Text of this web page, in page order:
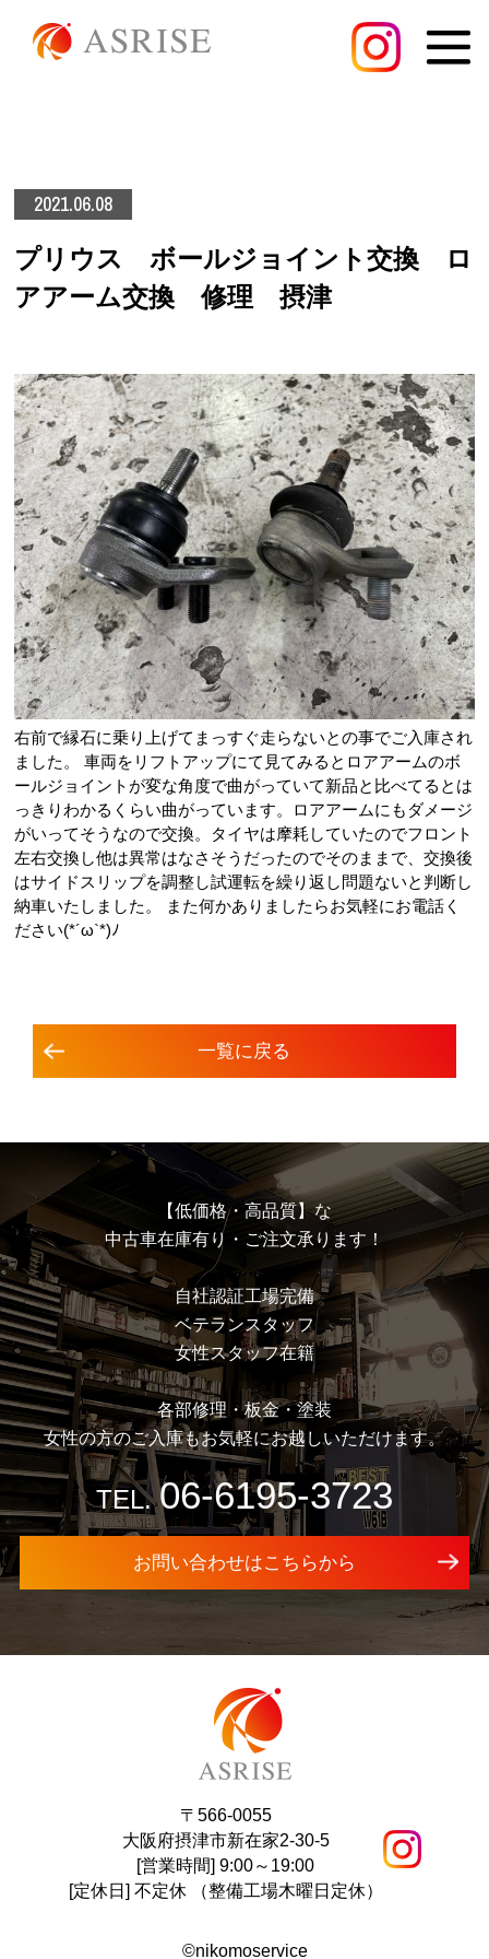
2021.06.08
プリウス ボールジョイント交換 ロ
アアーム交換 修理 摂津
右前で縁石に乗り上げてまっすぐ走らないとの事でご入庫され
ました。 車両をリフトアップにて見てみるとロアアームのボ
ールジョイントが変な角度で曲がっていて新品と比べてるとは
っきりわかるくらい曲がっています。ロアアームにもダメージ
がいってそうなので交換。タイヤは摩耗していたのでフロント
左右交換し他は異常はなさそうだったのでそのままで、交換後
はサイドスリップを調整し試運転を繰り返し問題ないと判断し
納車いたしました。 また何かありましたらお気軽にお電話く
ださい(*´ω`*)ﾉ
⼀覧に戻る
【低価格・高品質】な
中古車在庫有り・ご注文承ります！
⾃社認証⼯場完備
ベテランスタッフ
⼥性スタッフ在籍
各部修理・板⾦・塗装
⼥性の⽅のご⼊庫もお気軽にお越しいただけます。
TEL. 06-6195-3723
お問い合わせはこちらから
〒566-0055
大阪府摂津市新在家2-30-5
[営業時間] 9:00～19:00
[定休⽇] 不定休 （整備工場木曜日定休）
©nikomoservice